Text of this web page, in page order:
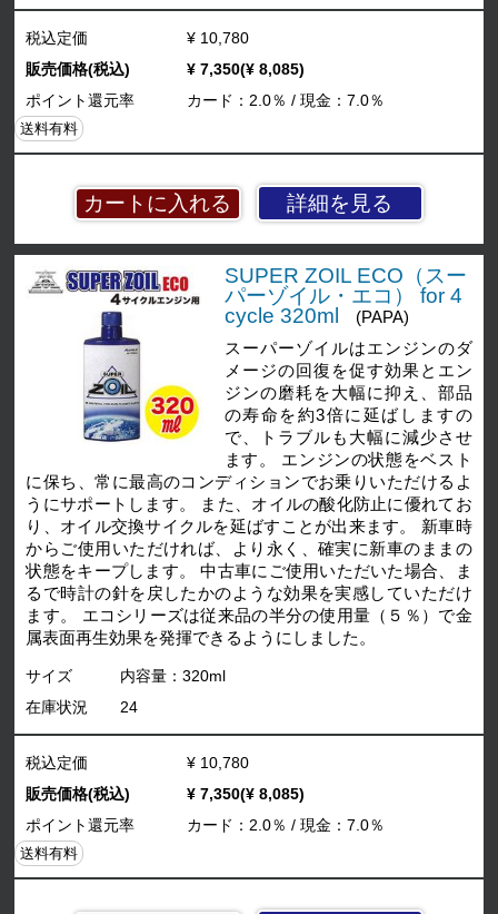
詳細を見る
税込定価
¥ 10,780
販売価格(税込)
¥ 7,350(¥ 8,085)
ポイント還元率
カード：2.0％ / 現金：7.0％
送料有料
SUPER ZOIL ECO（スー
パーゾイル・エコ） for 4
cycle 320ml
(PAPA)
スーパーゾイルはエンジンのダ
メージの回復を促す効果とエン
ジンの磨耗を大幅に抑え、部品
の寿命を約3倍に延ばしますの
で、トラブルも大幅に減少させ
ます。 エンジンの状態をベスト
に保ち、常に最高のコンディションでお乗りいただけるよ
うにサポートします。 また、オイルの酸化防止に優れてお
り、オイル交換サイクルを延ばすことが出来ます。 新車時
からご使用いただければ、より永く、確実に新車のままの
状態をキープします。 中古車にご使用いただいた場合、ま
るで時計の針を戻したかのような効果を実感していただけ
ます。 エコシリーズは従来品の半分の使用量（５％）で金
属表面再生効果を発揮できるようにしました。
サイズ
内容量：320ml
在庫状況
24
税込定価
¥ 10,780
販売価格(税込)
¥ 7,350(¥ 8,085)
ポイント還元率
カード：2.0％ / 現金：7.0％
送料有料